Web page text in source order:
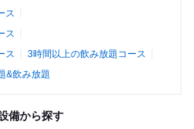
ス
ス
ス
3時間以上の飲み放題コース
&飲み放題
備から探す